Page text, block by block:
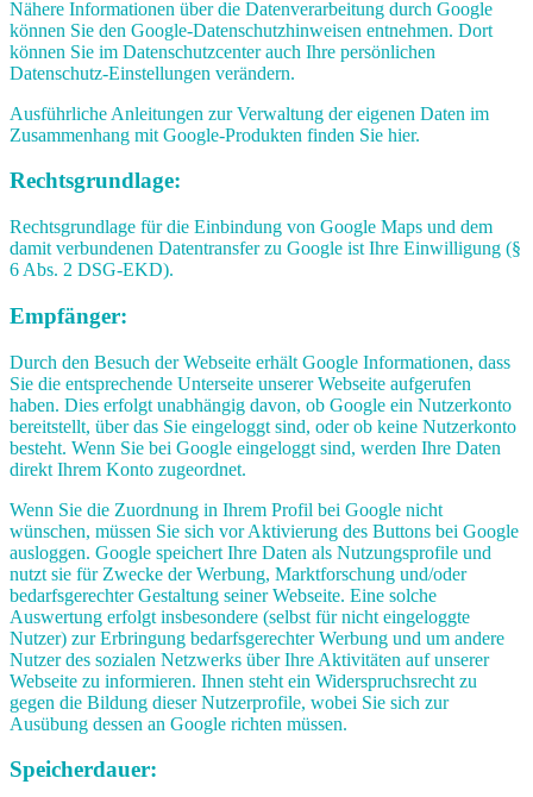
Nähere Informationen über die Datenverarbeitung durch Google
können Sie den Google-Datenschutzhinweisen entnehmen. Dort
können Sie im Datenschutzcenter auch Ihre persönlichen
Datenschutz-Einstellungen verändern.
Ausführliche Anleitungen zur Verwaltung der eigenen Daten im
Zusammenhang mit Google-Produkten finden Sie hier.
Rechtsgrundlage:
Rechtsgrundlage für die Einbindung von Google Maps und dem
damit verbundenen Datentransfer zu Google ist Ihre Einwilligung (§
6 Abs. 2 DSG-EKD).
Empfänger:
Durch den Besuch der Webseite erhält Google Informationen, dass
Sie die entsprechende Unterseite unserer Webseite aufgerufen
haben. Dies erfolgt unabhängig davon, ob Google ein Nutzerkonto
bereitstellt, über das Sie eingeloggt sind, oder ob keine Nutzerkonto
besteht. Wenn Sie bei Google eingeloggt sind, werden Ihre Daten
direkt Ihrem Konto zugeordnet.
Wenn Sie die Zuordnung in Ihrem Profil bei Google nicht
wünschen, müssen Sie sich vor Aktivierung des Buttons bei Google
ausloggen. Google speichert Ihre Daten als Nutzungsprofile und
nutzt sie für Zwecke der Werbung, Marktforschung und/oder
bedarfsgerechter Gestaltung seiner Webseite. Eine solche
Auswertung erfolgt insbesondere (selbst für nicht eingeloggte
Nutzer) zur Erbringung bedarfsgerechter Werbung und um andere
Nutzer des sozialen Netzwerks über Ihre Aktivitäten auf unserer
Webseite zu informieren. Ihnen steht ein Widerspruchsrecht zu
gegen die Bildung dieser Nutzerprofile, wobei Sie sich zur
Ausübung dessen an Google richten müssen.
Speicherdauer: